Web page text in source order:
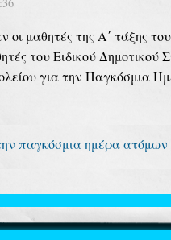
μαθητές της Α΄ τάξης
του Ειδικού Δημοτικού
για την Παγκόσμια
παγκόσμια ημέρα